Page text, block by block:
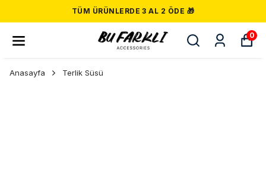
TÜM ÜRÜNLERDE 3 AL 2 ÖDE 🎁
0
Anasayfa Terlik Süsü